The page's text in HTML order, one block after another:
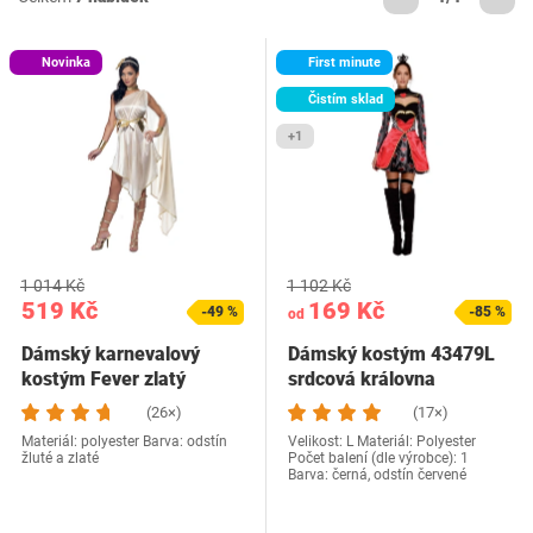
Novinka
519 Kč
1 014 Kč
-49 %
Dámský karnevalový
kostým Fever zlatý
(26×)
Materiál: polyester Barva: odstín
žluté a zlaté
First minute
Čistím sklad
+1
od 169 Kč
1 102 Kč
-85 %
Dámský kostým 43479L
srdcová královna
(17×)
Velikost: L Materiál: Polyester
Počet balení (dle výrobce): 1
Barva: černá, odstín červené